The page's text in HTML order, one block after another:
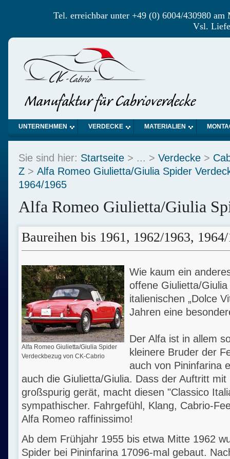
Tel. erreichbar unter +49 (0) 6004/430980
Vsl.
UNTERNEHMEN VERDECKE MATERIALIEN
Sie sind hier: Startseite > ... > Verdecke >
Z > Alfa Romeo Giulietta/Giulia Spider
1964/1965
Alfa Romeo Giulietta/Giulia
Baureihen bis 1961, 1962/1963,
Alfa Romeo Giulietta/Giulia Spider
Verdeckbezug von CK-Cabrio
Wie kaum ein
offene Giulietta/
italienischen „Dolce
Jahren eine
Der Alfa ist in allem
kleinere Bruder der
auch von Pininfarina
auch die Giulietta/Giulia. Dass der Auftritt mit
großspurig gerät, macht diesen "Classico
sympathischer. Fahrgefühl, Klang, Cabrio-
Alfa Romeo raffinissimo!
Ab dem Frühjahr 1955 bis etwa Mitte 1962
Spider bei Pininfarina 17096-mal gebaut.